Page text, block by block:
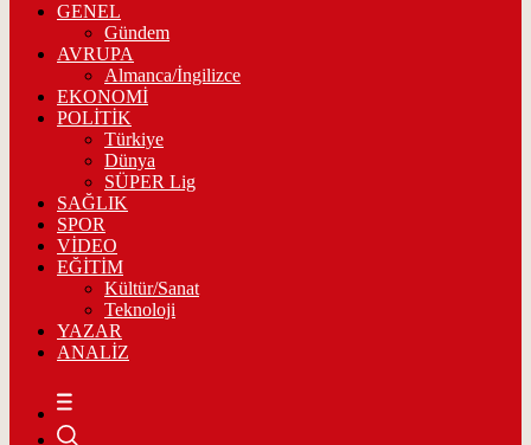
GENEL
Gündem
AVRUPA
Almanca/İngilizce
EKONOMİ
POLİTİK
Türkiye
Dünya
SÜPER Lig
SAĞLIK
SPOR
VİDEO
EĞİTİM
Kültür/Sanat
Teknoloji
YAZAR
ANALİZ